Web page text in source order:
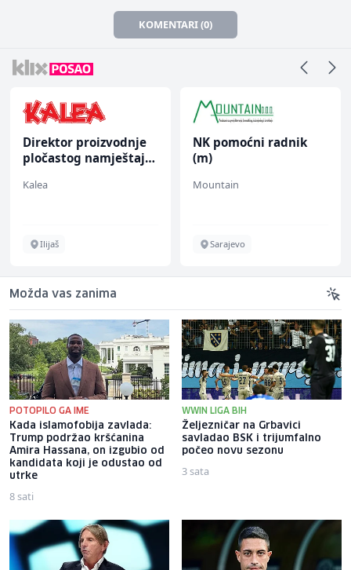
KOMENTARI (0)
Direktor proizvodnje
pločastog namještaja
Kalea
Ilijaš
NK pomoćni radnik
(m)
Mountain
Sarajevo
Možda vas zanima
POTOPILO GA IME
Kada islamofobija zavlada:
Trump podržao kršćanina
Amira Hassana, on izgubio od
kandidata koji je odustao od
utrke
8 sati
WWIN LIGA BIH
Željezničar na Grbavici
savladao BSK i trijumfalno
počeo novu sezonu
3 sata